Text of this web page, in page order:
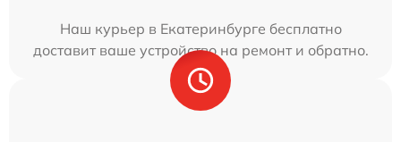
Наш курьер в Екатеринбурге бесплатно
доставит ваше устройство на ремонт и обратно.